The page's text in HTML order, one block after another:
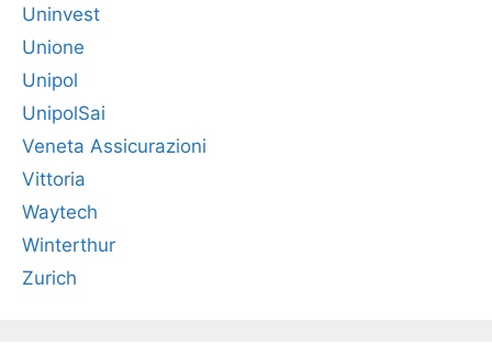
Uninvest
Unione
Unipol
UnipolSai
Veneta Assicurazioni
Vittoria
Waytech
Winterthur
Zurich